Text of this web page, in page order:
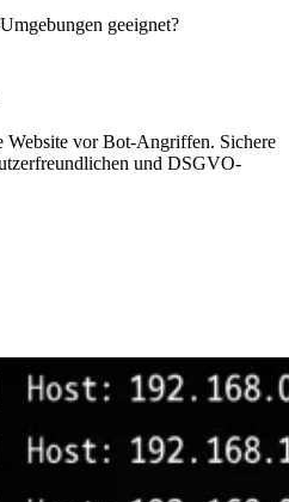
geeignet?
Website vor Bot-Angriffen. Sichere
und DSGVO-